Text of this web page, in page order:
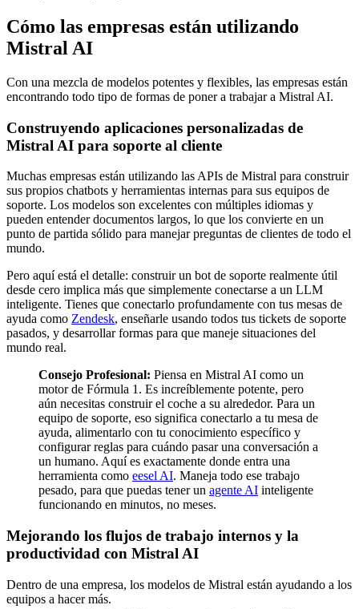
Cómo las empresas están utilizando
Mistral AI
Con una mezcla de modelos potentes y flexibles, las empresas están
encontrando todo tipo de formas de poner a trabajar a Mistral AI.
Construyendo aplicaciones personalizadas de
Mistral AI para soporte al cliente
Muchas empresas están utilizando las APIs de Mistral para construir
sus propios chatbots y herramientas internas para sus equipos de
soporte. Los modelos son excelentes con múltiples idiomas y
pueden entender documentos largos, lo que los convierte en un
punto de partida sólido para manejar preguntas de clientes de todo el
mundo.
Pero aquí está el detalle: construir un bot de soporte realmente útil
desde cero implica más que simplemente conectarse a un LLM
inteligente. Tienes que conectarlo profundamente con tus mesas de
ayuda como Zendesk, enseñarle usando todos tus tickets de soporte
pasados, y desarrollar formas para que maneje situaciones del
mundo real.
Consejo Profesional: Piensa en Mistral AI como un
motor de Fórmula 1. Es increíblemente potente, pero
aún necesitas construir el coche a su alrededor. Para un
equipo de soporte, eso significa conectarlo a tu mesa de
ayuda, alimentarlo con tu conocimiento específico y
configurar reglas para cuándo pasar una conversación a
un humano. Aquí es exactamente donde entra una
herramienta como eesel AI. Maneja todo ese trabajo
pesado, para que puedas tener un agente AI inteligente
funcionando en minutos, no meses.
Mejorando los flujos de trabajo internos y la
productividad con Mistral AI
Dentro de una empresa, los modelos de Mistral están ayudando a los
equipos a hacer más.